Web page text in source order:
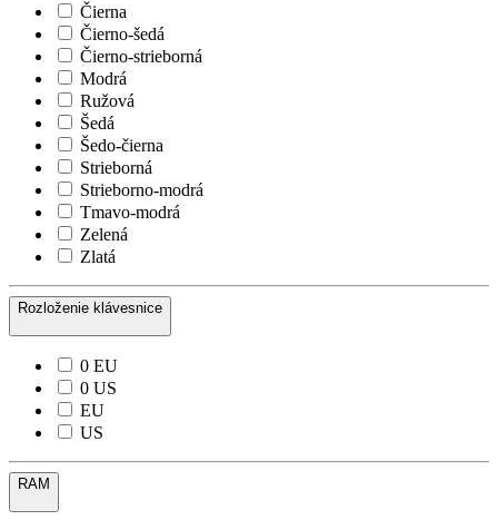
Čierna
Čierno-šedá
Čierno-strieborná
Modrá
Ružová
Šedá
Šedo-čierna
Strieborná
Strieborno-modrá
Tmavo-modrá
Zelená
Zlatá
Rozloženie klávesnice
0 EU
0 US
EU
US
RAM